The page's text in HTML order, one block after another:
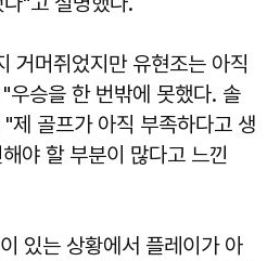
거머쥐었지만 유현조는 아직
우승을 한 번밖에 못했다. 솔
제 골프가 아직 부족하다고 생
야 할 부분이 많다고 느낀
있는 상황에서 플레이가 아